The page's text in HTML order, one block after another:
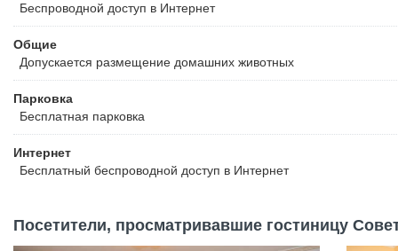
Беспроводной доступ в Интернет
Общие
Допускается размещение домашних животных
Парковка
Бесплатная парковка
Интернет
Бесплатный беспроводной доступ в Интернет
Посетители, просматривавшие гостиницу